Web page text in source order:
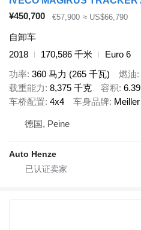
¥450,700
€57,900 ≈ US$66,790
自卸车
2018
170,586 千米
Euro 6
功率 360 马力 (265 千瓦) 燃油
载重能力 8,375 千克 容积
车桥配置 4x4 车身品牌 Meiller
德国, Peine
Auto Henze